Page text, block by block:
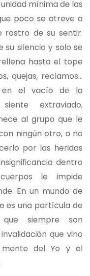
mínima de las
poco se atreve a
rostro de su sentir.
su silencio y solo se
hasta el tope
quejas, reclamos…
en el vacío de la
extraviado,
al grupo que le
ningún otro, o no
por las heridas
dentro
le impide
En un mundo de
es una partícula de
siempre son
que vino
del Yo y el